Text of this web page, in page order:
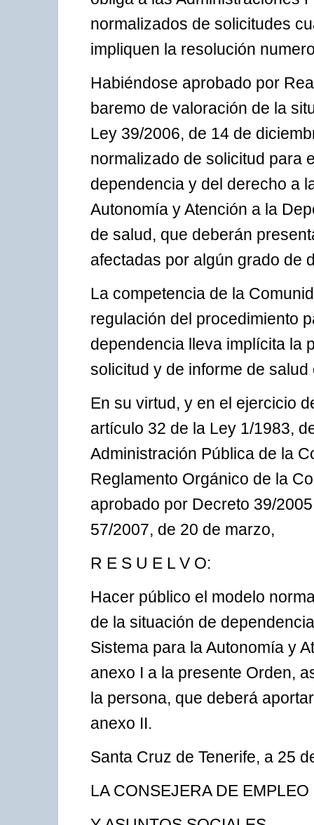
normalizados de solicitudes
impliquen la resolución
Habiéndose aprobado por
baremo de valoración de la
Ley 39/2006, de 14 de
normalizado de solicitud para
dependencia y del derecho a
Autonomía y Atención a la
de salud, que deberán
afectadas por algún grado de
La competencia de la
regulación del procedimiento
dependencia lleva implícita la
solicitud y de informe de
En su virtud, y en el ejercicio
artículo 32 de la Ley 1/1983,
Administración Pública de la
Reglamento Orgánico de la
aprobado por Decreto 39/
57/2007, de 20 de marzo,
R E S U E L V O:
Hacer público el modelo
de la situación de
Sistema para la Autonomía y
anexo I a la presente Orden,
la persona, que deberá
anexo II.
Santa Cruz de Tenerife, a 25
LA CONSEJERA DE EMPLEO